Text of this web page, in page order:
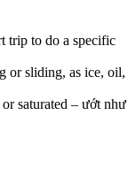
trip to do a specific
or sliding, as ice, oil,
saturated – ướt như